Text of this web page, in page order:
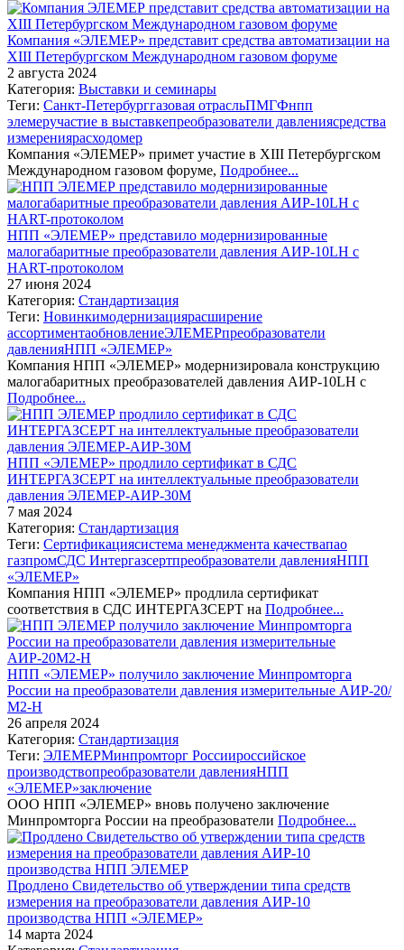
Компания «ЭЛЕМЕР» представит средства автоматизации на
XIII Петербургском Международном газовом форуме
2 августа 2024
Категория: Выставки и семинары
Теги: Санкт-Петербурггазовая отрасльПМГФнпп
элемеручастие в выставкепреобразователи давлениясредства
измерениярасходомер
Компания «ЭЛЕМЕР» примет участие в XIII Петербургском
Международном газовом форуме, Подробнее...
НПП «ЭЛЕМЕР» представило модернизированные
малогабаритные преобразователи давления АИР-10LH c
HART-протоколом
27 июня 2024
Категория: Стандартизация
Теги: Новинкимодернизациярасширение
ассортиментаобновлениеЭЛЕМЕРпреобразователи
давленияНПП «ЭЛЕМЕР»
Компания НПП «ЭЛЕМЕР» модернизировала конструкцию
малогабаритных преобразователей давления АИР-10LH c
Подробнее...
НПП «ЭЛЕМЕР» продлило сертификат в СДС
ИНТЕРГАЗСЕРТ на интеллектуальные преобразователи
давления ЭЛЕМЕР-АИР-30М
7 мая 2024
Категория: Стандартизация
Теги: Сертификациясистема менеджмента качествапао
газпромСДС Интергазсертпреобразователи давленияНПП
«ЭЛЕМЕР»
Компания НПП «ЭЛЕМЕР» продлила сертификат
соответствия в СДС ИНТЕРГАЗСЕРТ на Подробнее...
НПП «ЭЛЕМЕР» получило заключение Минпромторга
России на преобразователи давления измерительные АИР-20/
М2-Н
26 апреля 2024
Категория: Стандартизация
Теги: ЭЛЕМЕРМинпромторг Россиироссийское
производствопреобразователи давленияНПП
«ЭЛЕМЕР»заключение
ООО НПП «ЭЛЕМЕР» вновь получено заключение
Минпромторга России на преобразователи Подробнее...
Продлено Свидетельство об утверждении типа средств
измерения на преобразователи давления АИР-10
производства НПП «ЭЛЕМЕР»
14 марта 2024